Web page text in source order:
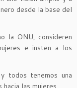
desde la base del
la ONU, consideren
e insten a los
todos tenemos una
las mujeres.